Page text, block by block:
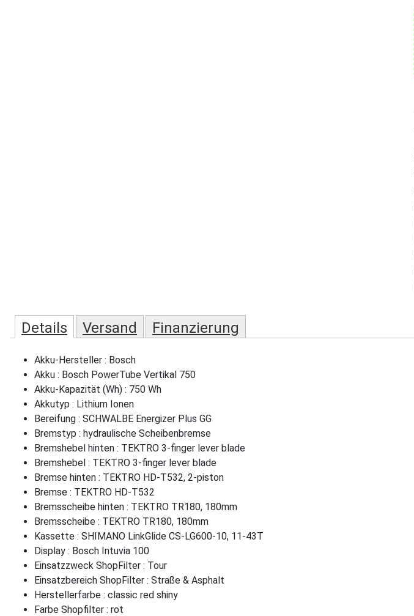
Details Versand Finanzierung
Akku-Hersteller : Bosch
Akku : Bosch PowerTube Vertikal 750
Akku-Kapazität (Wh) : 750 Wh
Akkutyp : Lithium Ionen
Bereifung : SCHWALBE Energizer Plus GG
Bremstyp : hydraulische Scheibenbremse
Bremshebel hinten : TEKTRO 3-finger lever blade
Bremshebel : TEKTRO 3-finger lever blade
Bremse hinten : TEKTRO HD-T532, 2-piston
Bremse : TEKTRO HD-T532
Bremsscheibe hinten : TEKTRO TR180, 180mm
Bremsscheibe : TEKTRO TR180, 180mm
Kassette : SHIMANO LinkGlide CS-LG600-10, 11-43T
Display : Bosch Intuvia 100
Einsatzzweck ShopFilter : Tour
Einsatzbereich ShopFilter : Straße & Asphalt
Herstellerfarbe : classic red shiny
Farbe Shopfilter : rot